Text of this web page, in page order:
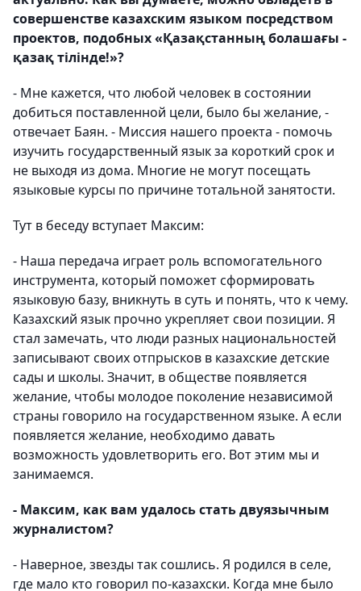
совершенстве казахским языком посредством
проектов, подобных «Қазақстанның болашағы -
қазақ тілінде!»?
- Мне кажется, что любой человек в состоянии
добиться поставленной цели, было бы желание, -
отвечает Баян. - Миссия нашего проекта - помочь
изучить государственный язык за короткий срок и
не выходя из дома. Многие не могут посещать
языковые курсы по причине тотальной занятости.
Тут в беседу вступает Максим:
- Наша передача играет роль вспомогательного
инструмента, который поможет сформировать
языковую базу, вникнуть в суть и понять, что к чему.
Казахский язык прочно укрепляет свои позиции. Я
стал замечать, что люди разных национальностей
записывают своих отпрысков в казахские детские
сады и школы. Значит, в обществе появляется
желание, чтобы молодое поколение независимой
страны говорило на государственном языке. А если
появляется желание, необходимо давать
возможность удовлетворить его. Вот этим мы и
занимаемся.
- Максим, как вам удалось стать двуязычным
журналистом?
- Наверное, звезды так сошлись. Я родился в селе,
где мало кто говорил по-казахски. Когда мне было